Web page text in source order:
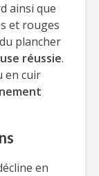
ainsi que
et rouges
plancher
réussie.
en cuir
en